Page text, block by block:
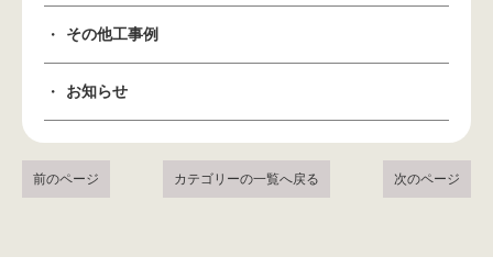
その他工事例
お知らせ
前のページ カテゴリーの一覧へ戻る 次のページ